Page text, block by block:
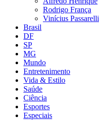
Rodrigo França
Vinícius Passarelli
Brasil
DF
SP
MG
Mundo
Entretenimento
Vida & Estilo
Saúde
Ciência
Esportes
Especiais